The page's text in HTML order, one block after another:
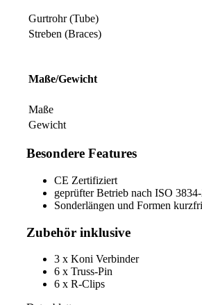
Gurtrohr (Tube)
Streben (Braces)
Maße/Gewicht
Maße
Gewicht
Besondere Features
CE Zertifiziert
geprüfter Betrieb nach ISO
Sonderlängen und Formen
Zubehör inklusive
3 x Koni Verbinder
6 x Truss-Pin
6 x R-Clips